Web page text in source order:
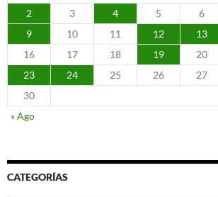
2
3 4 5 6
9
10 11 12 13
16
17 18 19 20
23
24 25 26 27
30
« Ago
CATEGORÍAS